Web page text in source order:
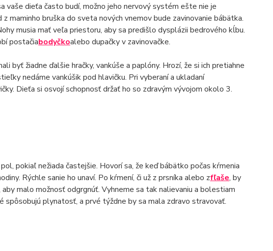
vaše dieťa často budí, možno jeho nervový systém ešte nie je
maminho bruška do sveta nových vnemov bude zavinovanie bábätka.
musia mať veľa priestoru, aby sa predišlo dysplázii bedrového kĺbu.
postačiabodyčkoalebo dupačky v zavinovačke.
byť žiadne ďalšie hračky, vankúše a paplóny. Hrozí, že si ich pretiahne
nedáme vankúšik pod hlavičku. Pri vyberaní a ukladaní
Dieťa si osvojí schopnosť držať ho so zdravým vývojom okolo 3.
pokiaľ nežiada častejšie. Hovorí sa, že keď bábätko počas kŕmenia
Rýchle sanie ho unaví. Po kŕmení, či už z prsníka alebo zfľaše, by
malo možnosť odgrgnúť. Vyhneme sa tak nalievaniu a bolestiam
plynatosť, a prvé týždne by sa mala zdravo stravovať.